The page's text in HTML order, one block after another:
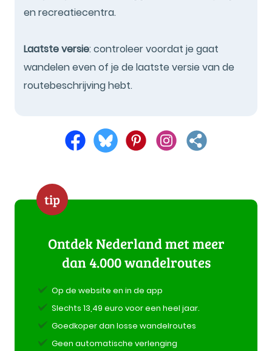
en recreatiecentra.
Laatste versie: controleer voordat je gaat
wandelen even of je de laatste versie van de
routebeschrijving hebt.
tip
Ontdek Nederland met meer
dan 4.000 wandelroutes
Op de website en in de app
Slechts 13,49 euro voor een heel jaar.
Goedkoper dan losse wandelroutes
Geen automatische verlenging